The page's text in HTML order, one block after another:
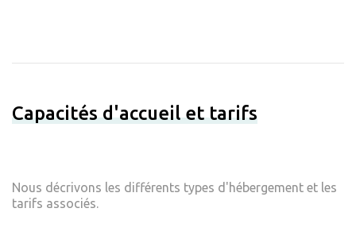
Capacités d'accueil et tarifs
Nous décrivons les différents types d'hébergement et les
tarifs associés.